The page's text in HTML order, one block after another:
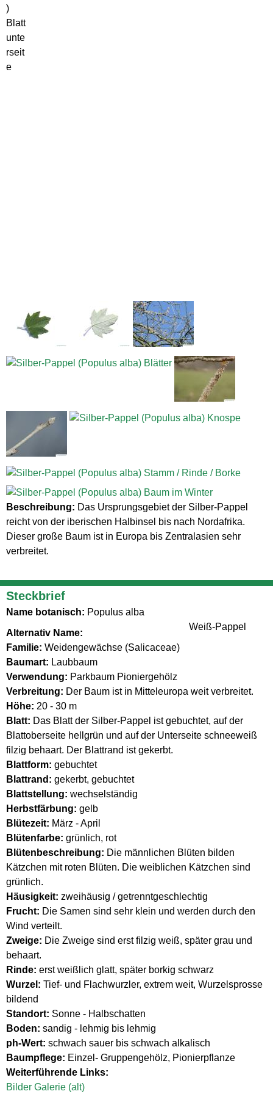
)
Blatt
unte
rseit
e
Beschreibung: Das Ursprungsgebiet der Silber-Pappel
reicht von der iberischen Halbinsel bis nach Nordafrika.
Dieser große Baum ist in Europa bis Zentralasien sehr
verbreitet.
Steckbrief
Name botanisch: Populus alba
Alternativ Name:
Weiß-Pappel
Familie: Weidengewächse (Salicaceae)
Baumart: Laubbaum
Verwendung: Parkbaum Pioniergehölz
Verbreitung: Der Baum ist in Mitteleuropa weit verbreitet.
Höhe: 20 - 30 m
Blatt: Das Blatt der Silber-Pappel ist gebuchtet, auf der
Blattoberseite hellgrün und auf der Unterseite schneeweiß
filzig behaart. Der Blattrand ist gekerbt.
Blattform: gebuchtet
Blattrand: gekerbt, gebuchtet
Blattstellung: wechselständig
Herbstfärbung: gelb
Blütezeit: März - April
Blütenfarbe: grünlich, rot
Blütenbeschreibung: Die männlichen Blüten bilden
Kätzchen mit roten Blüten. Die weiblichen Kätzchen sind
grünlich.
Häusigkeit: zweihäusig / getrenntgeschlechtig
Frucht: Die Samen sind sehr klein und werden durch den
Wind verteilt.
Zweige: Die Zweige sind erst filzig weiß, später grau und
behaart.
Rinde: erst weißlich glatt, später borkig schwarz
Wurzel: Tief- und Flachwurzler, extrem weit, Wurzelsprosse
bildend
Standort: Sonne - Halbschatten
Boden: sandig - lehmig bis lehmig
ph-Wert: schwach sauer bis schwach alkalisch
Baumpflege: Einzel- Gruppengehölz, Pionierpflanze
Weiterführende Links:
Bilder Galerie (alt)